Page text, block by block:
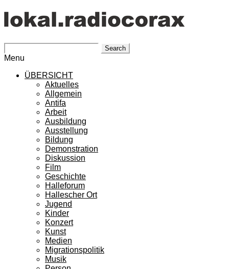
Search
Menu
ÜBERSICHT
Aktuelles
Allgemein
Antifa
Arbeit
Ausbildung
Ausstellung
Bildung
Demonstration
Diskussion
Film
Geschichte
Halleforum
Hallescher Ort
Jugend
Kinder
Konzert
Kunst
Medien
Migrationspolitik
Musik